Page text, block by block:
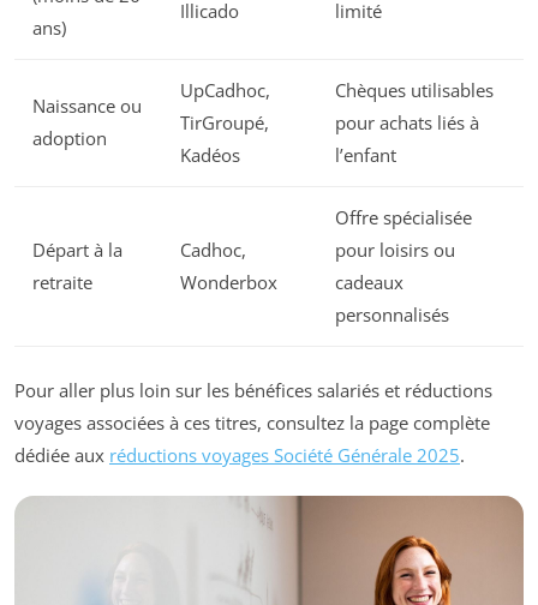
ans)
Illicado limité
Naissance ou
adoption
UpCadhoc,
TirGroupé,
Kadéos
Chèques utilisables
pour achats liés à
l’enfant
Départ à la
retraite
Cadhoc,
Wonderbox
Offre spécialisée
pour loisirs ou
cadeaux
personnalisés
Pour aller plus loin sur les bénéfices salariés et réductions
voyages associées à ces titres, consultez la page complète
dédiée aux réductions voyages Société Générale 2025.